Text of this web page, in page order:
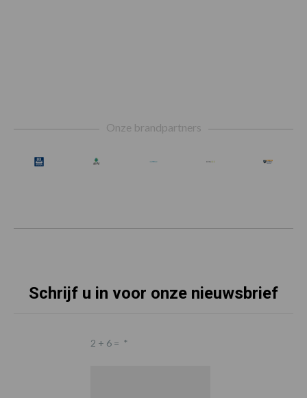
Onze brandpartners
Schrijf u in voor onze nieuwsbrief
2 + 6 = *